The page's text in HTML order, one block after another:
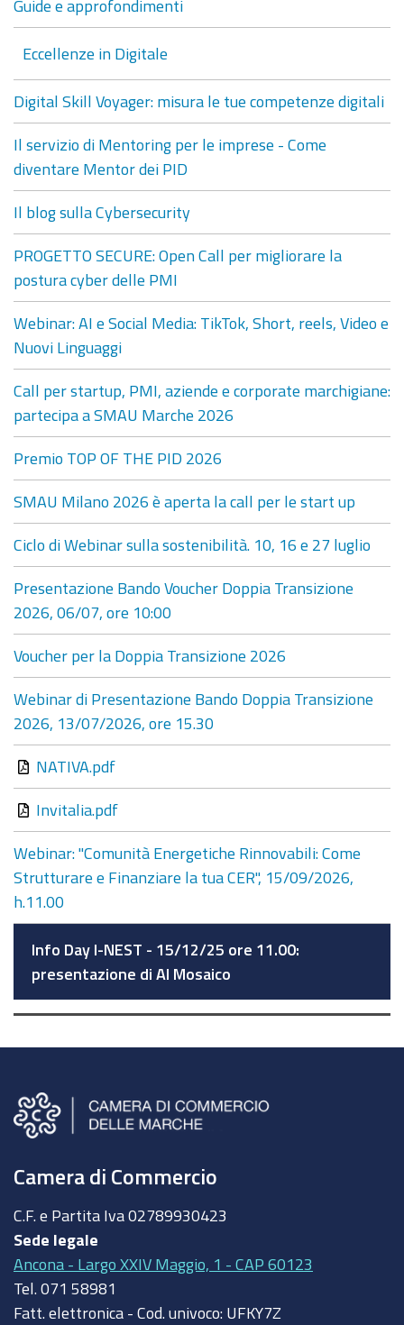
Guide e approfondimenti
Eccellenze in Digitale
Digital Skill Voyager: misura le tue competenze digitali
Il servizio di Mentoring per le imprese - Come
diventare Mentor dei PID
Il blog sulla Cybersecurity
PROGETTO SECURE: Open Call per migliorare la
postura cyber delle PMI
Webinar: AI e Social Media: TikTok, Short, reels, Video e
Nuovi Linguaggi
Call per startup, PMI, aziende e corporate marchigiane:
partecipa a SMAU Marche 2026
Premio TOP OF THE PID 2026
SMAU Milano 2026 è aperta la call per le start up
Ciclo di Webinar sulla sostenibilità. 10, 16 e 27 luglio
Presentazione Bando Voucher Doppia Transizione
2026, 06/07, ore 10:00
Voucher per la Doppia Transizione 2026
Webinar di Presentazione Bando Doppia Transizione
2026, 13/07/2026, ore 15.30
NATIVA.pdf
Invitalia.pdf
Webinar: "Comunità Energetiche Rinnovabili: Come
Strutturare e Finanziare la tua CER", 15/09/2026,
h.11.00
Info Day I-NEST - 15/12/25 ore 11.00:
presentazione di AI Mosaico
Camera di Commercio
C.F. e Partita Iva 02789930423
Sede legale
Ancona - Largo XXIV Maggio, 1 - CAP 60123
Tel. 071 58981
Fatt. elettronica - Cod. univoco: UFKY7Z